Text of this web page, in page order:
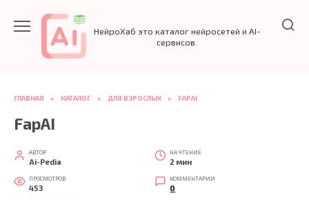
содержанию
НейроХаб это каталог нейросетей и AI-
сервисов.
ГЛАВНАЯ » КАТАЛОГ » ДЛЯ ВЗРОСЛЫХ » FAPAI
FapAI
АВТОР
Ai-Pedia
НА ЧТЕНИЕ
2 мин
ПРОСМОТРОВ
453
КОММЕНТАРИИ
0